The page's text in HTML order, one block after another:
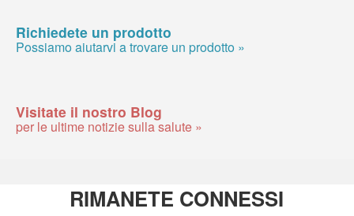
Richiedete un prodotto
Possiamo aiutarvi a trovare un prodotto »
Visitate il nostro Blog
per le ultime notizie sulla salute »
RIMANETE CONNESSI